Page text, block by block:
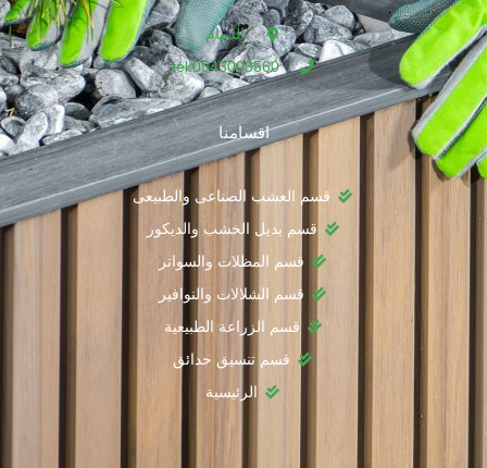
الدمام
tel:0543003560
اقسامنا
قسم العشب الصناعى والطبيعى
قسم بديل الخشب والديكور
قسم المظلات والسواتر
قسم الشلالات والنوافير
قسم الزراعة الطبيعية
قسم تنسيق حدائق
الرئيسية